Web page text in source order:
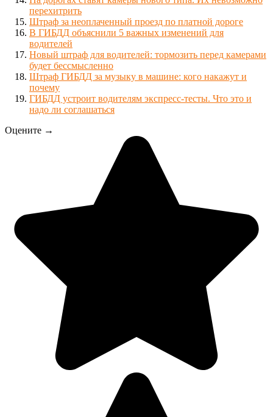
перехитрить
Штраф за неоплаченный проезд по платной дороге
В ГИБДД объяснили 5 важных изменений для
водителей
Новый штраф для водителей: тормозить перед камерами
будет бессмысленно
Штраф ГИБДД за музыку в машине: кого накажут и
почему
ГИБДД устроит водителям экспресс-тесты. Что это и
надо ли соглашаться
Оцените →